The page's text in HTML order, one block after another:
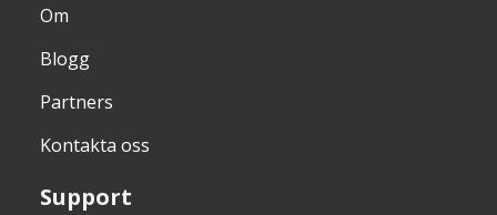
Om
Blogg
Partners
Kontakta oss
Support